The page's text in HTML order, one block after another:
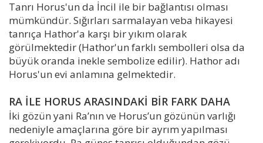
Tanrı Horus'un da İncil ile bir bağlantısı olması
mümkündür. Sığırları sarmalayan veba hikayesi
tanrıça Hathor'a karşı bir yıkım olarak
görülmektedir (Hathor'un farklı sembolleri olsa da
büyük oranda inekle sembolize edilir). Hathor adı
Horus'un evi anlamına gelmektedir.
RA İLE HORUS ARASINDAKİ BİR FARK DAHA
İki gözün yani Ra’nın ve Horus’un gözünün varlığı
nedeniyle amaçlarına göre bir ayrım yapılması